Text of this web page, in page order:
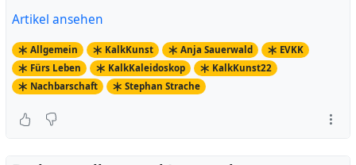
Artikel ansehen
Allgemein KalkKunst Anja Sauerwald
EVKK
Fürs Leben
KalkKaleidoskop
KalkKunst22
Nachbarschaft
Stephan Strache